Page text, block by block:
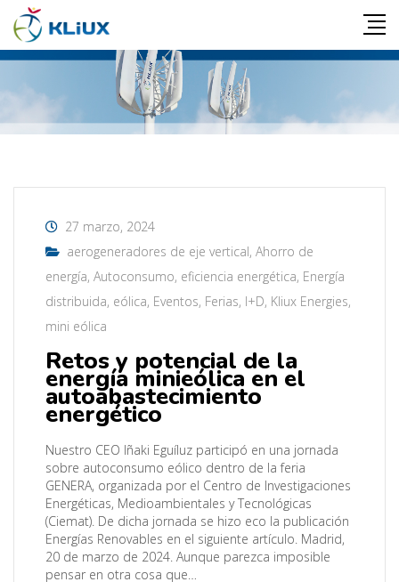
27 marzo, 2024
aerogeneradores de eje vertical, Ahorro de
energía, Autoconsumo, eficiencia energética, Energía
distribuida, eólica, Eventos, Ferias, I+D, Kliux Energies,
mini eólica
Retos y potencial de la
energía minieólica en el
autoabastecimiento
energético
Nuestro CEO Iñaki Eguíluz participó en una jornada
sobre autoconsumo eólico dentro de la feria
GENERA, organizada por el Centro de Investigaciones
Energéticas, Medioambientales y Tecnológicas
(Ciemat). De dicha jornada se hizo eco la publicación
Energías Renovables en el siguiente artículo. Madrid,
20 de marzo de 2024. Aunque parezca imposible
pensar en otra cosa que…